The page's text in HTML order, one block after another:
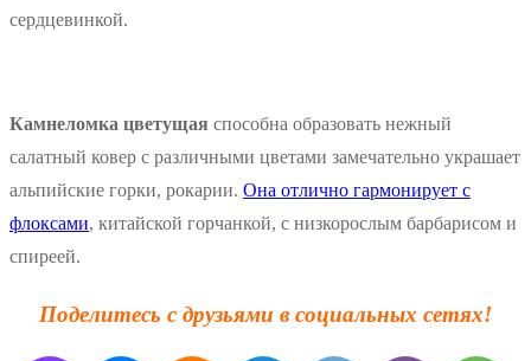
сердцевинкой.
Камнеломка цветущая способна образовать нежный
салатный ковер с различными цветами замечательно украшает
альпийские горки, рокарии. Она отлично гармонирует с
флоксами, китайской горчанкой, с низкорослым барбарисом и
спиреей.
Поделитесь с друзьями в социальных сетях!